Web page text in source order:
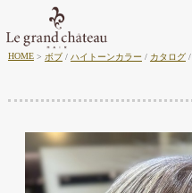
HOME ボブ/ ハイトーンカラー / カタログ/